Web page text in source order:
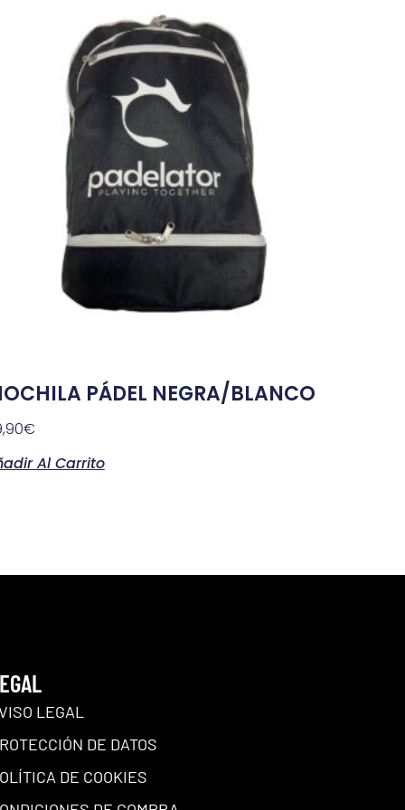
PÁDEL NEGRA/BLANCO
€
Al Carrito
LEGAL
DE DATOS
DE COOKIES